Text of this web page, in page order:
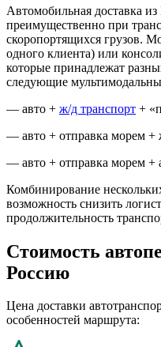
Автомобильная доставка
преимущественно при
скоропортящихся грузов.
одного клиента) или
которые принадлежат
следующие
— авто + ж/д транспорт +
— авто + отправка морем +
— авто + отправка морем +
Комбинирование
возможность снизить
продолжительность
Стоимость
Россию
Цена доставки
особенностей маршрута: